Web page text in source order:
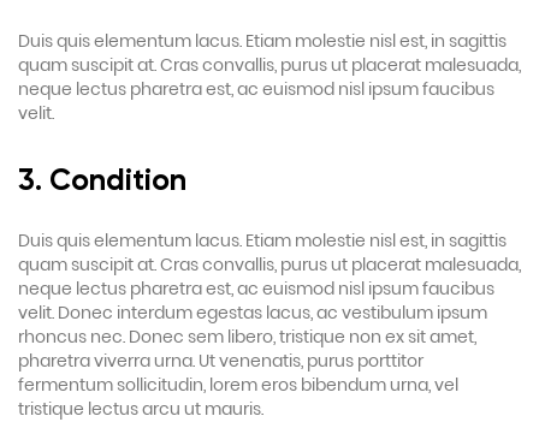
Duis quis elementum lacus. Etiam molestie nisl est, in sagittis
quam suscipit at. Cras convallis, purus ut placerat malesuada,
neque lectus pharetra est, ac euismod nisl ipsum faucibus
velit.
3. Condition
Duis quis elementum lacus. Etiam molestie nisl est, in sagittis
quam suscipit at. Cras convallis, purus ut placerat malesuada,
neque lectus pharetra est, ac euismod nisl ipsum faucibus
velit. Donec interdum egestas lacus, ac vestibulum ipsum
rhoncus nec. Donec sem libero, tristique non ex sit amet,
pharetra viverra urna. Ut venenatis, purus porttitor
fermentum sollicitudin, lorem eros bibendum urna, vel
tristique lectus arcu ut mauris.